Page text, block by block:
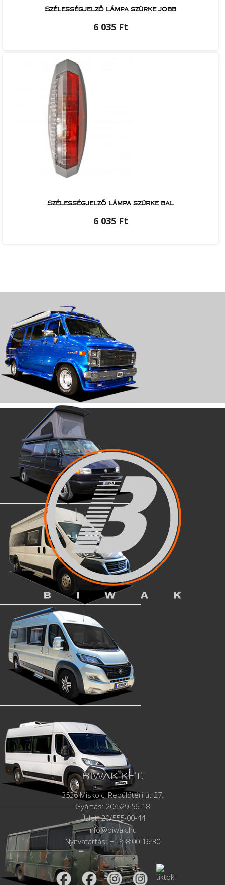
Szélességjelző lámpa szürke jobb
6 035 Ft
Szélességjelző lámpa szürke bal
6 035 Ft
BIWAK KFT.
3526 Miskolc, Repülőtéri út 27.
Gyártás:20/529-56-18
Üzlet: 20/555-00-44
info@biwak.hu
Nyitvatartás: H-P: 8:00-16:30